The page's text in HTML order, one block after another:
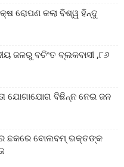
ବୃକ୍ଷ ରୋପଣ କଲା ବିଶ୍ୱ ହିନ୍ଦୁ
ଜଳରୁ ବଚିଂତ ବ୍ଲକବାସୀ ,୮୬
ଯୋଗାଯୋଗ ବିଛିନ୍ନ ନେଇ ଜନ
ଛକରେ ବୋଲବମ୍ ଭକ୍ତଙ୍କ